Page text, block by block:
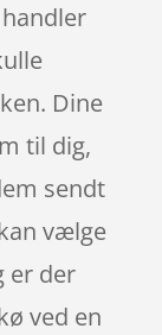
Dine
til dig,
sendt
vælge
er der
ved en